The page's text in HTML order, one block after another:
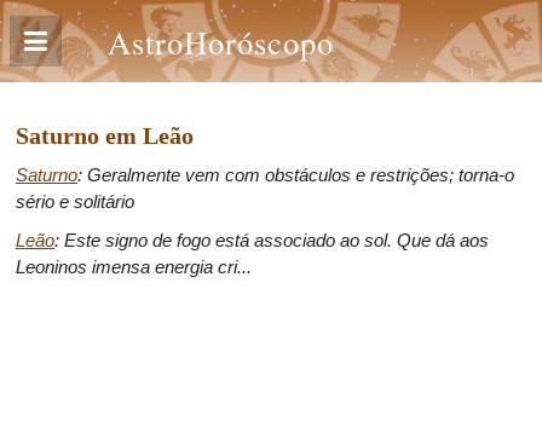
AstroHoróscopo
Saturno em Leão
Saturno: Geralmente vem com obstáculos e restrições; torna-o
sério e solitário
Leão: Este signo de fogo está associado ao sol. Que dá aos
Leoninos imensa energia cri...